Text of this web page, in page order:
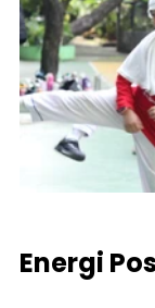
Energi